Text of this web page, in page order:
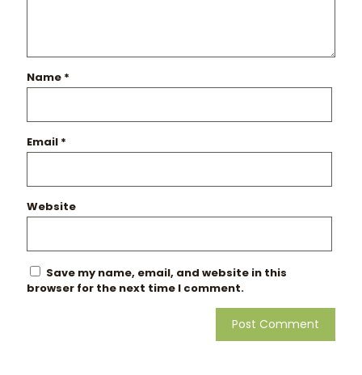
Name *
Email *
Website
Save my name, email, and website in this
browser for the next time I comment.